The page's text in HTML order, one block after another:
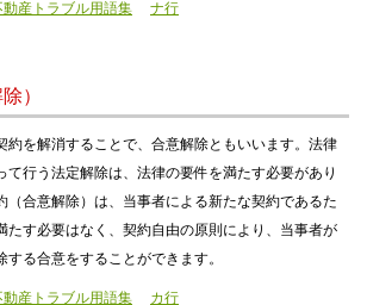
動産トラブル用語集 ナ行
）
約を解消することで、合意解除ともいいます。法律
て行う法定解除は、法律の要件を満たす必要があり
（合意解除）は、当事者による新たな契約であるた
たす必要はなく、契約自由の原則により、当事者が
る合意をすることができます。
動産トラブル用語集 カ行